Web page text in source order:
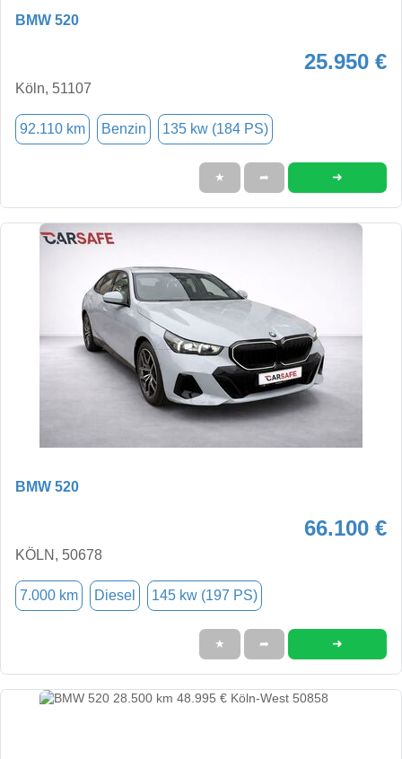
BMW 520
25.950 €
Köln, 51107
92.110 km Benzin 135 kw (184 PS)
★ ➦ ➜
BMW 520
66.100 €
KÖLN, 50678
7.000 km Diesel 145 kw (197 PS)
★ ➦ ➜